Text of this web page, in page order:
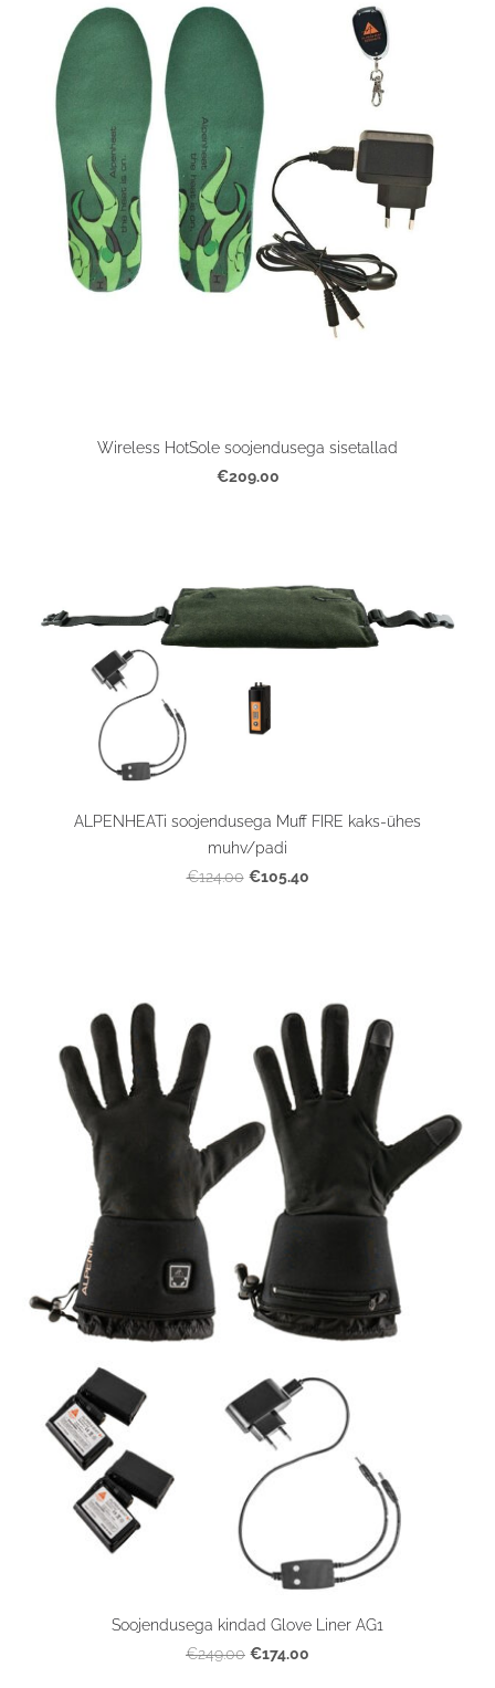
Wireless HotSole soojendusega sisetallad
€209.00
ALPENHEATi soojendusega Muff FIRE kaks-ühes
muhv/padi
€124.00 €105.40
Soojendusega kindad Glove Liner AG1
€249.00 €174.00